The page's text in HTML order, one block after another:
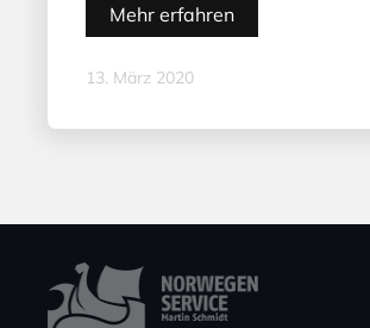
Mehr erfahren
13. März 2020